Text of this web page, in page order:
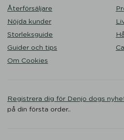
Återförsäljare
Nöjda kunder
Storleksguide
Guider och tips
Om Cookies
Registrera dig för Denjo dogs
på din första order..